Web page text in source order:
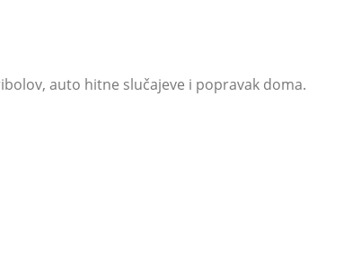
auto hitne slučajeve i popravak doma.